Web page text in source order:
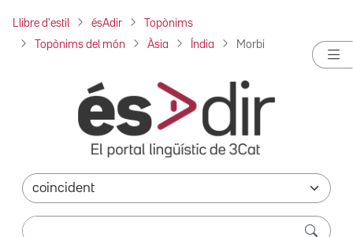
Llibre d'estil ésAdir Topònims
Topònims del món Àsia Índia Morbi